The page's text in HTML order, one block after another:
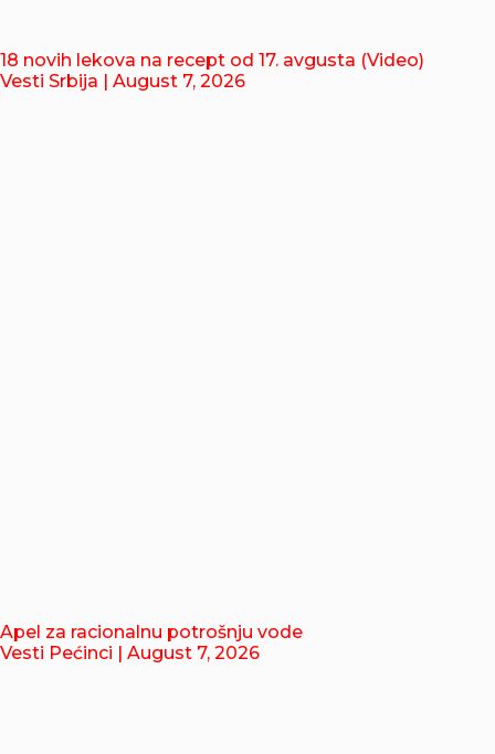
18 novih lekova na recept od 17. avgusta (Video)
Vesti Srbija | August 7, 2026
Apel za racionalnu potrošnju vode
Vesti Pećinci | August 7, 2026